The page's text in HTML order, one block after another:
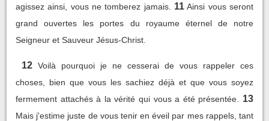
agissez ainsi, vous ne tomberez jamais.
11 Ainsi vous seront
grand ouvertes les portes du royaume éternel de notre
Seigneur et Sauveur Jésus-Christ.
12 Voilà pourquoi je ne cesserai de vous rappeler ces
choses, bien que vous les sachiez déjà et que vous soyez
fermement attachés à la vérité qui vous a été présentée.
13
Mais j'estime juste de vous tenir en éveil par mes rappels, tant